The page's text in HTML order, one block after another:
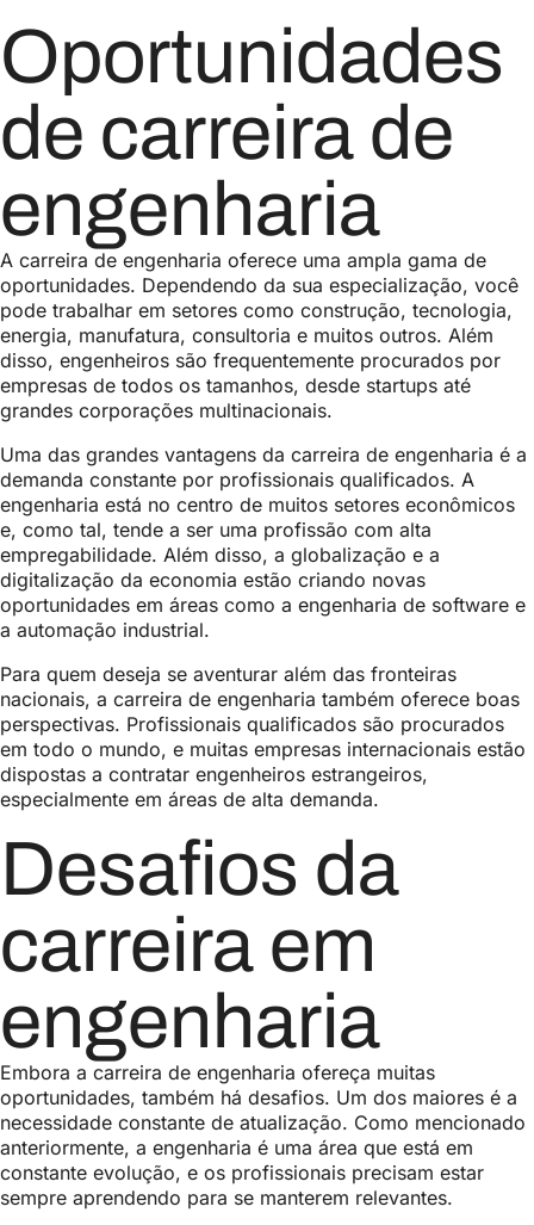
Oportunidades
de carreira de
engenharia
A carreira de engenharia oferece uma ampla gama de
oportunidades. Dependendo da sua especialização, você
pode trabalhar em setores como construção, tecnologia,
energia, manufatura, consultoria e muitos outros. Além
disso, engenheiros são frequentemente procurados por
empresas de todos os tamanhos, desde startups até
grandes corporações multinacionais.
Uma das grandes vantagens da carreira de engenharia é a
demanda constante por profissionais qualificados. A
engenharia está no centro de muitos setores econômicos
e, como tal, tende a ser uma profissão com alta
empregabilidade. Além disso, a globalização e a
digitalização da economia estão criando novas
oportunidades em áreas como a engenharia de software e
a automação industrial.
Para quem deseja se aventurar além das fronteiras
nacionais, a carreira de engenharia também oferece boas
perspectivas. Profissionais qualificados são procurados
em todo o mundo, e muitas empresas internacionais estão
dispostas a contratar engenheiros estrangeiros,
especialmente em áreas de alta demanda.
Desafios da
carreira em
engenharia
Embora a carreira de engenharia ofereça muitas
oportunidades, também há desafios. Um dos maiores é a
necessidade constante de atualização. Como mencionado
anteriormente, a engenharia é uma área que está em
constante evolução, e os profissionais precisam estar
sempre aprendendo para se manterem relevantes.